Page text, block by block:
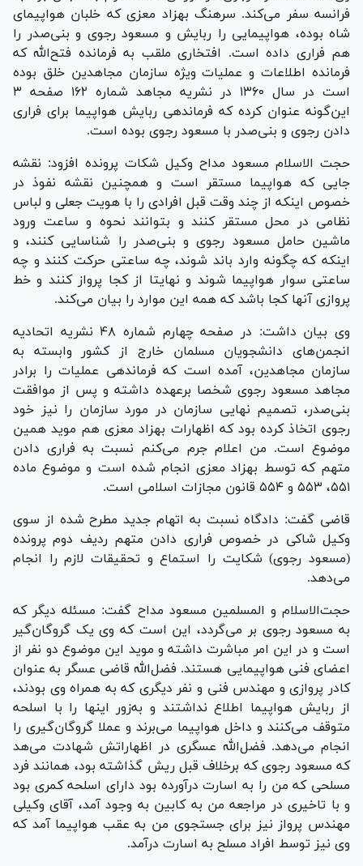
فرانسه سفر می‌کند. سرهنگ بهزاد معزی که خلبان هواپیمای
شاه بوده، هواپیمایی را ربایش و مسعود رجوی و بنی‌صدر را
هم فراری داده است. افتخاری ملقب به فرمانده فتح‌الله که
فرمانده اطلاعات و عملیات ویژه سازمان مجاهدین خلق بوده
است در سال ۱۳۶۰ در نشریه مجاهد شماره ۱۶۲ صفحه ۳
این‌گونه عنوان کرده که فرماندهی ربایش هواپیما برای فراری
دادن رجوی و بنی‌صدر با مسعود رجوی بوده است.
حجت الاسلام مسعود مداح وکیل شکات پرونده افزود: نقشه
جایی که هواپیما مستقر است و همچنین نقشه نفوذ در
خصوص اینکه از چند وقت قبل افرادی را با هویت جعلی و لباس
نظامی در محل مستقر کنند و بتوانند نحوه و ساعت ورود
ماشین حامل مسعود رجوی و بنی‌صدر را شناسایی کنند، و
اینکه که چگونه وارد باند شوند، چه ساعتی حرکت کنند و چه
ساعتی سوار هواپیما شوند و نهایتا از کجا پرواز کنند و خط
پروازی آنها کجا باشد که همه این موارد را بیان می‌کند.
وی بیان داشت: در صفحه چهارم شماره ۴۸ نشریه اتحادیه
انجمن‌های دانشجویان مسلمان خارج از کشور وابسته به
سازمان مجاهدین، آمده است که فرماندهی عملیات را برادر
مجاهد مسعود رجوی شخصا برعهده داشته و پس از موافقت
بنی‌صدر، تصمیم نهایی سازمان در مورد سازمان را نیز خود
رجوی اتخاذ کرده بود که اظهارات بهزاد معزی هم موید همین
موضوع است. من اعلام جرم می‌کنم نسبت به فراری دادن
متهم که توسط بهزاد معزی انجام شده است و موضوع ماده
۵۵۱، ۵۵۳ و ۵۵۴ قانون مجازات اسلامی است.
قاضی گفت: دادگاه نسبت به اتهام جدید مطرح شده از سوی
وکیل شاکی در خصوص فراری دادن متهم ردیف دوم پرونده
(مسعود رجوی) شکایت را استماع و تحقیقات لازم را انجام
می‌دهد.
حجت‌الاسلام و المسلمین مسعود مداح گفت: مسئله دیگر که
به مسعود رجوی بر می‌گردد، این است که وی یک گروگان‌گیر
است و در این امر مباشرت داشته و موید این موضوع دو نفر از
اعضای فنی هواپیمایی هستند. فضل‌الله قاضی عسگر به عنوان
کادر پروازی و مهندس فنی و نفر دیگری که به همراه وی بودند،
از ربایش هواپیما اطلاع نداشتند و به‌زور اینها را با اسلحه
متوقف می‌کنند و داخل هواپیما می‌برند و عملا گروگان‌گیری را
انجام می‌دهد. فضل‌الله عسگری در اظهاراتش شهادت می‌هد
که مسعود رجوی که برخلاف قبل ریش گذاشته بود، همانند فرد
مسلحی که من را به اسارت درآورده بود دارای اسلحه کمری بود
و با تاخیری در مراجعه من به کابین به وجود آمد، آقای وکیلی
مهندس پرواز نیز برای جستجوی من به عقب هواپیما آمد که
وی نیز توسط افراد مسلح به اسارت درآمد.